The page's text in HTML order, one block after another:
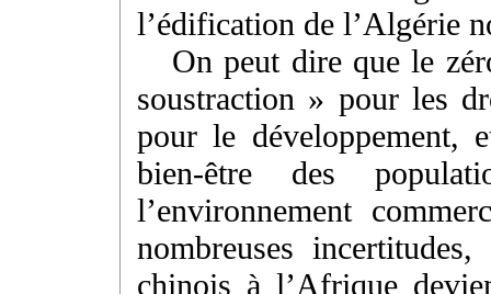
l’édification de l’Algérie
On peut dire que le
soustraction » pour les
pour le
bien-être des
l’environnement
nombreuses
chinois à l’Afrique